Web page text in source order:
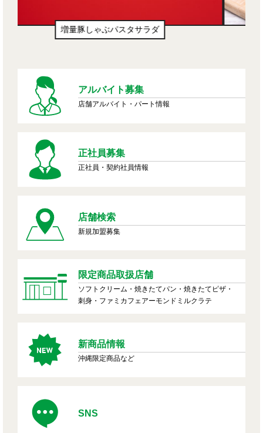
生ドーナツ（わたあめ味風）
アルバイト募集
店舗アルバイト・パート情報
正社員募集
正社員・契約社員情報
店舗検索
新規加盟募集
限定商品取扱店舗
ソフトクリーム・焼きたてパン・焼きたてピザ・
刺身・ファミカフェアーモンドミルクラテ
新商品情報
沖縄限定商品など
SNS